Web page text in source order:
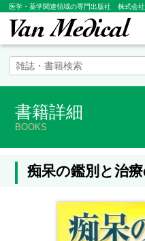
医学・薬学関連領域の専門出版社 株式会
書籍詳細
BOOKS
痴呆の鑑別と治